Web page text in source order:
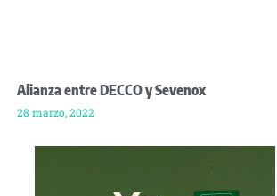
Alianza entre DECCO y Sevenox
28 marzo, 2022